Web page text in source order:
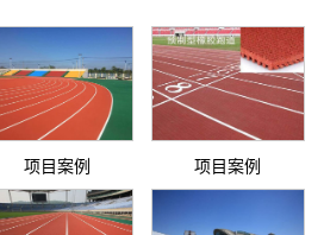
项目案例 项目案例